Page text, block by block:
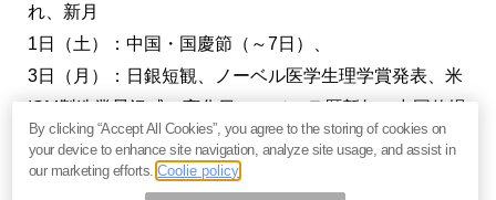
れ、新月
1日（土）：中国・国慶節（～7日）、
3日（月）：日銀短観、ノーベル医学生理学賞発表、米
ISM製造業景況感、変化日、ヒジュラ暦新年、中国休場
（～7日）
4日（火）：マネタリーベース、投資の日、
By clicking “Accept All Cookies”, you agree to the storing of cookies on
your device to enhance site navigation, analyze site usage, and assist in
our marketing efforts.Coolie policy